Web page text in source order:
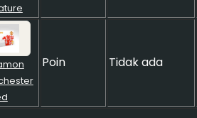
Poin Tidak ada